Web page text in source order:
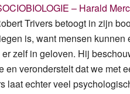
– Harald
Trivers betoogt in zijn
is, want mensen
zelf in geloven. Hij
en veronderstelt dat we met
laat echter veel